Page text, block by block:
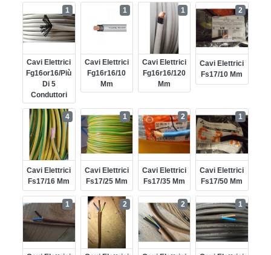
Cavi Elettrici
Fg16or16/più
Di 5
Conduttori
1
Cavi Elettrici
Fg16r16/10
Mm
1
Cavi Elettrici
Fg16r16/120
Mm
1
Cavi Elettrici
Fs17/10 Mm
2
Cavi Elettrici
Fs17/16 Mm
4
Cavi Elettrici
Fs17/25 Mm
1
Cavi Elettrici
Fs17/35 Mm
2
Cavi Elettrici
Fs17/50 Mm
1
1 2 2 1